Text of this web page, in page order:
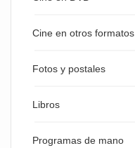
Cine en otros formatos
Fotos y postales
Libros
Programas de mano